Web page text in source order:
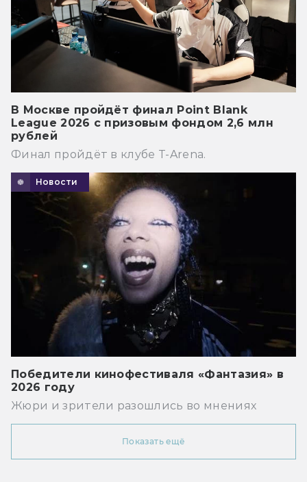
В Москве пройдёт финал Point Blank
League 2026 с призовым фондом 2,6 млн
рублей
Финал пройдёт в клубе T-Arena.
Новости
Победители кинофестиваля «Фантазия» в
2026 году
Жюри и зрители разошлись во мнениях
Показать ещё